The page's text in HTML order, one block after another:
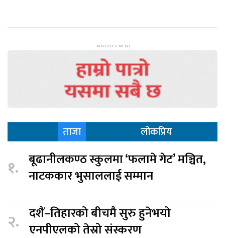
ताजा लोकप्रिय
१. बूढानीलकण्ठ स्कुलमा ‘फलामे गेट’ मञ्चित,
नाटककार भुसाललाई सम्मान
२. दशैं–तिहारको बीचमै सुरु हुनेभयो
एनपीएलको तेस्रो संस्करण